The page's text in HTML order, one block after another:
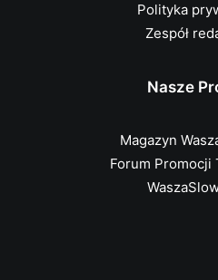
Polityka
Zespół
Nasze
Magazyn
Forum Promocji